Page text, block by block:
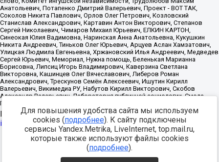
Источник:https://minjust.gov.ru/uploaded/files/reestr-
inostrannyih-agentov-22-03-2024.pdfданные на22.03.2024
Разработка -
Для повышения удобства сайта мы используем
cookies (подробнее). К сайту подключены
сервисы Yandex.Metrika, LiveInternet, top.mail.ru,
которые также используют файлы cookies
(подробнее).